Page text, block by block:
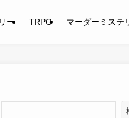
ー TRPG マーダーミステ